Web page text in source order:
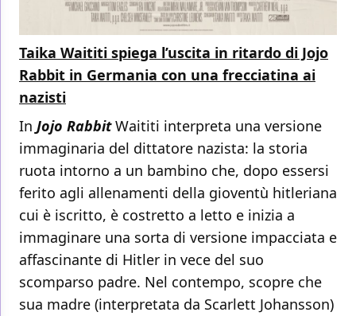
Taika Waititi spiega l’uscita in ritardo di Jojo
Rabbit in Germania con una frecciatina ai
nazisti
In Jojo RabbitWaititi interpreta una versione
immaginaria del dittatore nazista: la storia
ruota intorno a un bambino che, dopo essersi
ferito agli allenamenti della gioventù hitleriana
cui è iscritto, è costretto a letto e inizia a
immaginare una sorta di versione impacciata e
affascinante di Hitler in vece del suo
scomparso padre. Nel contempo, scopre che
sua madre (interpretata da Scarlett Johansson)